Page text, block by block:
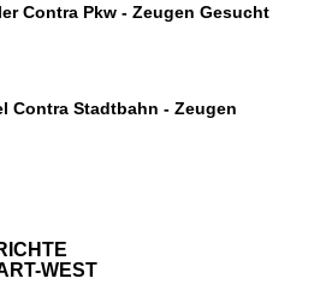
Contra Pkw - Zeugen Gesucht
Contra Stadtbahn - Zeugen
WEST